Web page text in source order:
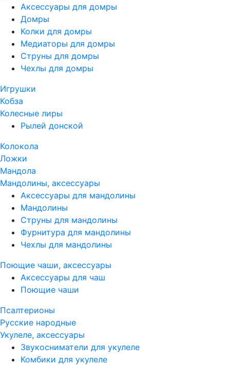
Аксессуары для домры
Домры
Колки для домры
Медиаторы для домры
Струны для домры
Чехлы для домры
Игрушки
Кобза
Колесные лиры
Рылей донской
Колокола
Ложки
Мандола
Мандолины, аксессуары
Аксессуары для мандолины
Мандолины
Струны для мандолины
Фурнитура для мандолины
Чехлы для мандолины
Поющие чаши, аксессуары
Аксессуары для чаш
Поющие чаши
Псалтерионы
Русские народные
Укулеле, аксессуары
Звукосниматели для укулеле
Комбики для укулеле